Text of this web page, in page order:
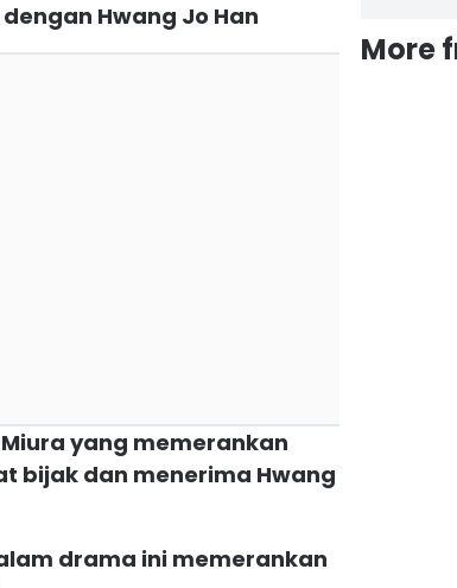
Hwang Jo Han
yang memerankan
bijak dan menerima Hwang
drama ini memerankan
More